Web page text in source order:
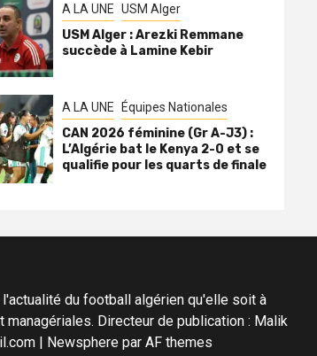
A LA UNE USM Alger
USM Alger : Arezki Remmane
succède à Lamine Kebir
A LA UNE Équipes Nationales
CAN 2026 féminine (Gr A-J3) :
L’Algérie bat le Kenya 2-0 et se
qualifie pour les quarts de finale
du football algérien qu'elle soit à
Directeur de publication : Malik
Newsphere par AF themes